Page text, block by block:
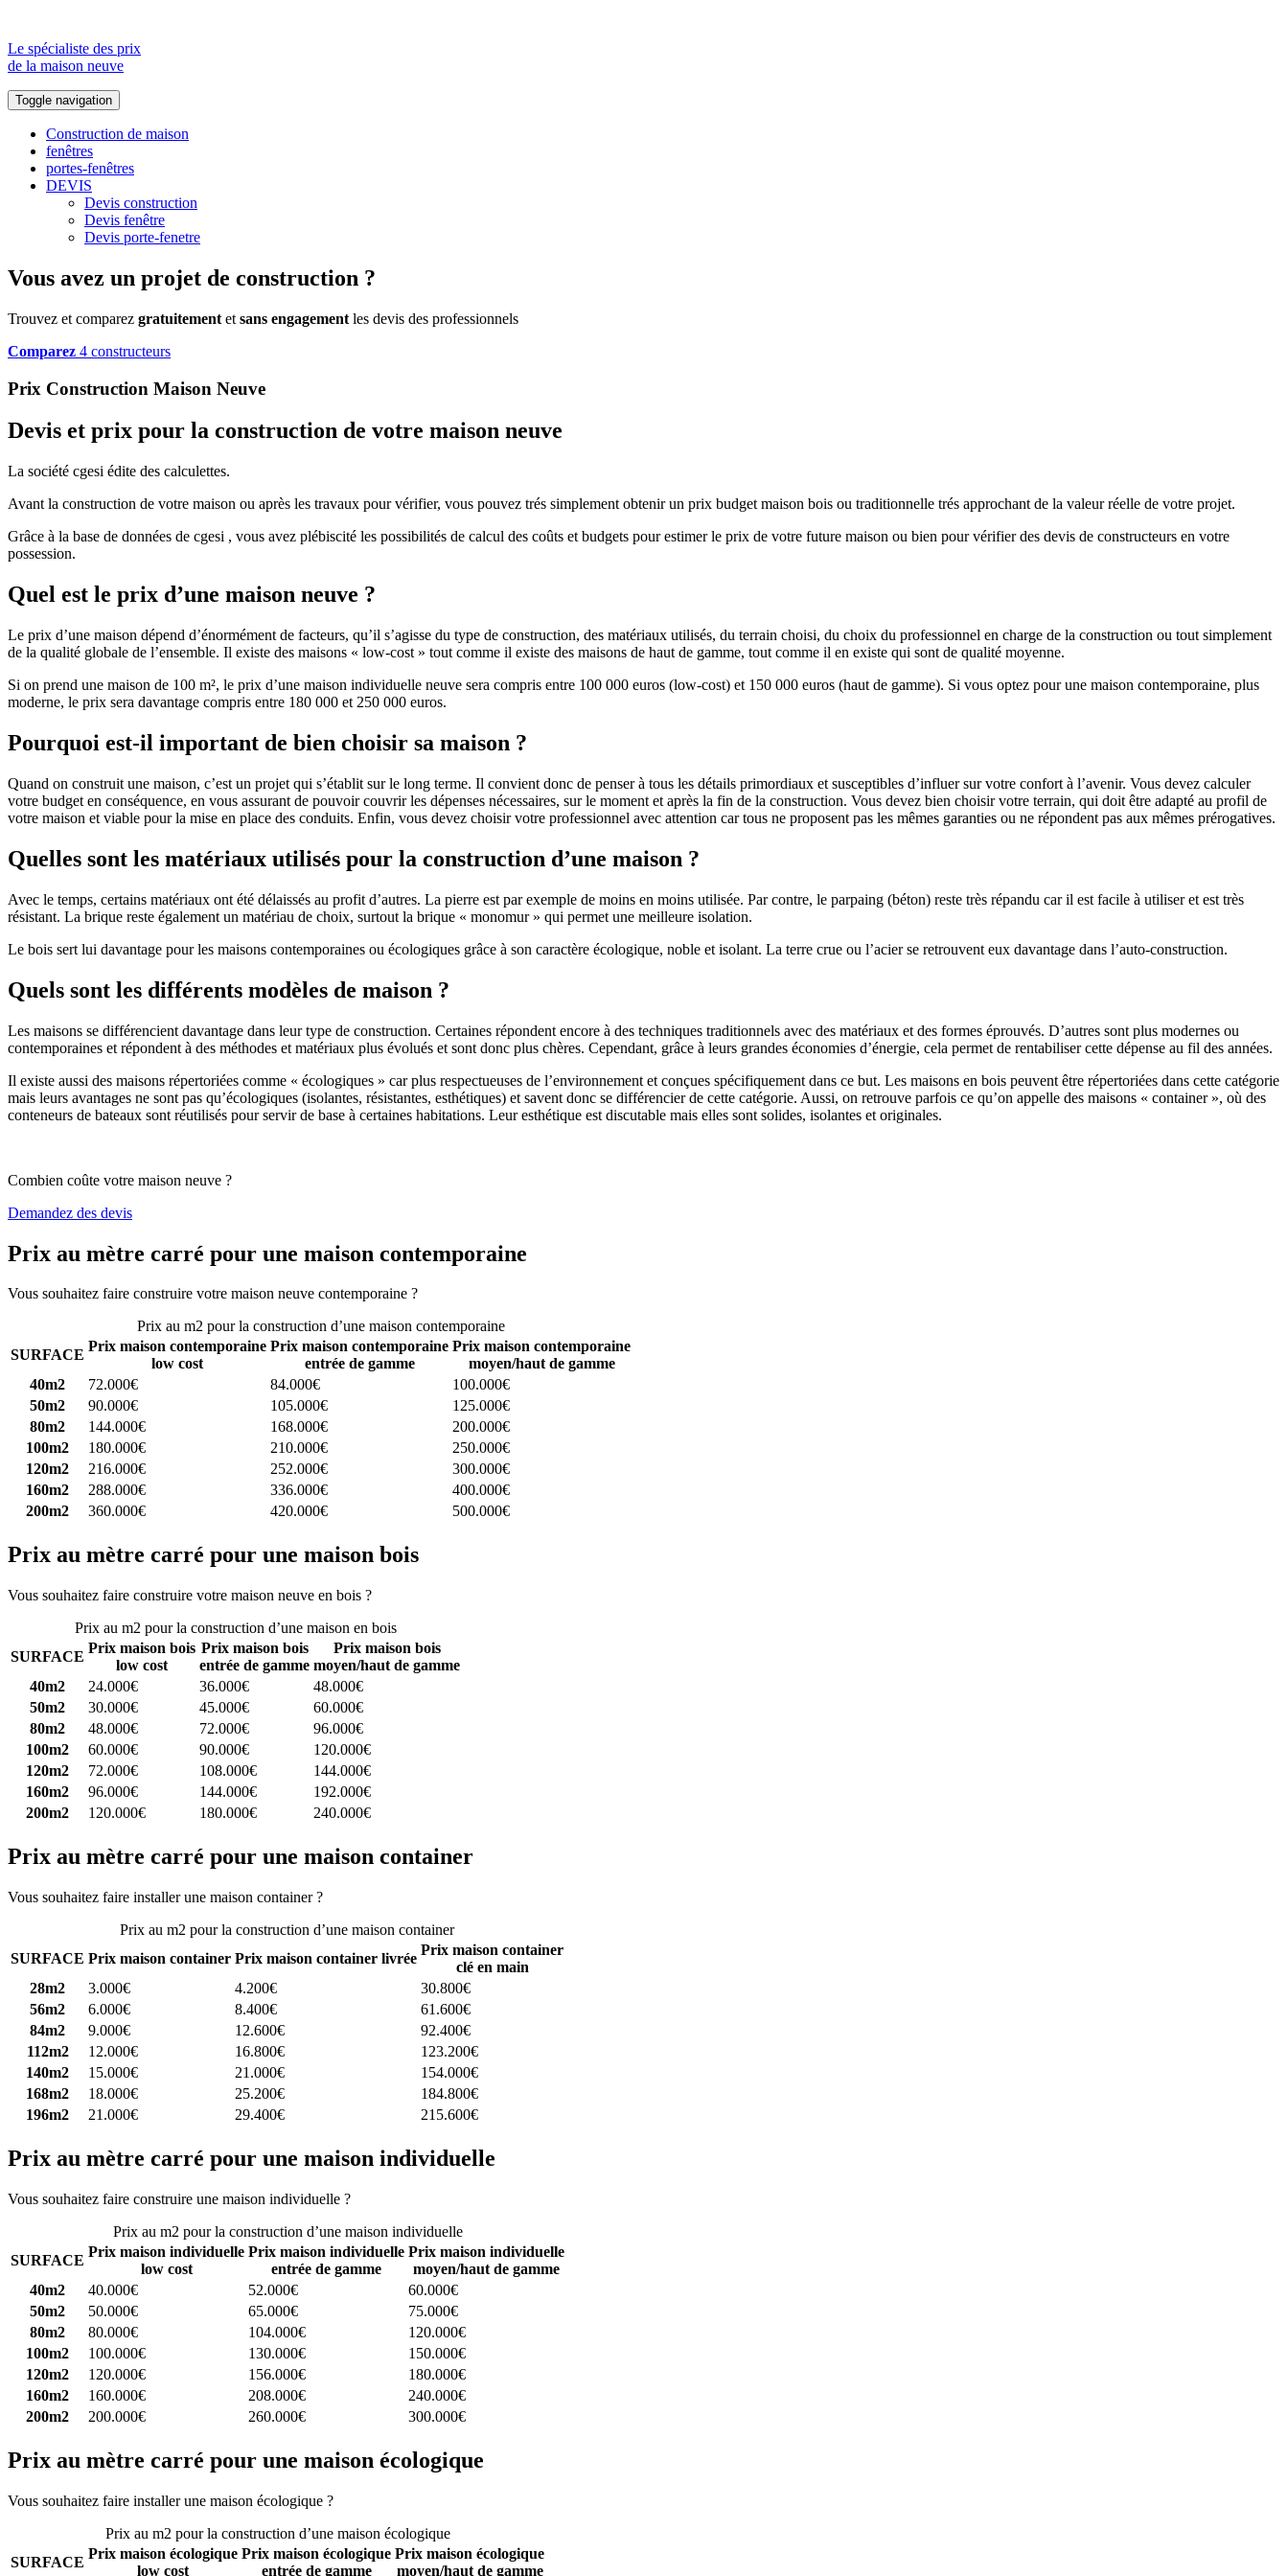
Le spécialiste des prix
de la maison neuve
Toggle navigation
Construction de maison
fenêtres
portes-fenêtres
DEVIS
Devis construction
Devis fenêtre
Devis porte-fenetre
Vous avez un projet de construction ?
Trouvez et comparez gratuitement et sans engagement les devis des professionnels
Comparez 4 constructeurs
Prix Construction Maison Neuve
Devis et prix pour la construction de votre maison neuve
La société cgesi édite des calculettes.
Avant la construction de votre maison ou après les travaux pour vérifier, vous pouvez trés simplement obtenir un prix budget maison bois ou traditionnelle trés approchant de la valeur réelle de votre projet.
Grâce à la base de données de cgesi , vous avez plébiscité les possibilités de calcul des coûts et budgets pour estimer le prix de votre future maison ou bien pour vérifier des devis de constructeurs en votre
possession.
Quel est le prix d’une maison neuve ?
Le prix d’une maison dépend d’énormément de facteurs, qu’il s’agisse du type de construction, des matériaux utilisés, du terrain choisi, du choix du professionnel en charge de la construction ou tout simplement
de la qualité globale de l’ensemble. Il existe des maisons « low-cost » tout comme il existe des maisons de haut de gamme, tout comme il en existe qui sont de qualité moyenne.
Si on prend une maison de 100 m², le prix d’une maison individuelle neuve sera compris entre 100 000 euros (low-cost) et 150 000 euros (haut de gamme). Si vous optez pour une maison contemporaine, plus
moderne, le prix sera davantage compris entre 180 000 et 250 000 euros.
Pourquoi est-il important de bien choisir sa maison ?
Quand on construit une maison, c’est un projet qui s’établit sur le long terme. Il convient donc de penser à tous les détails primordiaux et susceptibles d’influer sur votre confort à l’avenir. Vous devez calculer
votre budget en conséquence, en vous assurant de pouvoir couvrir les dépenses nécessaires, sur le moment et après la fin de la construction. Vous devez bien choisir votre terrain, qui doit être adapté au profil de
votre maison et viable pour la mise en place des conduits. Enfin, vous devez choisir votre professionnel avec attention car tous ne proposent pas les mêmes garanties ou ne répondent pas aux mêmes prérogatives.
Quelles sont les matériaux utilisés pour la construction d’une maison ?
Avec le temps, certains matériaux ont été délaissés au profit d’autres. La pierre est par exemple de moins en moins utilisée. Par contre, le parpaing (béton) reste très répandu car il est facile à utiliser et est très
résistant. La brique reste également un matériau de choix, surtout la brique « monomur » qui permet une meilleure isolation.
Le bois sert lui davantage pour les maisons contemporaines ou écologiques grâce à son caractère écologique, noble et isolant. La terre crue ou l’acier se retrouvent eux davantage dans l’auto-construction.
Quels sont les différents modèles de maison ?
Les maisons se différencient davantage dans leur type de construction. Certaines répondent encore à des techniques traditionnels avec des matériaux et des formes éprouvés. D’autres sont plus modernes ou
contemporaines et répondent à des méthodes et matériaux plus évolués et sont donc plus chères. Cependant, grâce à leurs grandes économies d’énergie, cela permet de rentabiliser cette dépense au fil des années.
Il existe aussi des maisons répertoriées comme « écologiques » car plus respectueuses de l’environnement et conçues spécifiquement dans ce but. Les maisons en bois peuvent être répertoriées dans cette catégorie
mais leurs avantages ne sont pas qu’écologiques (isolantes, résistantes, esthétiques) et savent donc se différencier de cette catégorie. Aussi, on retrouve parfois ce qu’on appelle des maisons « container », où des
conteneurs de bateaux sont réutilisés pour servir de base à certaines habitations. Leur esthétique est discutable mais elles sont solides, isolantes et originales.
Combien coûte votre maison neuve ?
Demandez des devis
Prix au mètre carré pour une maison contemporaine
Vous souhaitez faire construire votre maison neuve contemporaine ?
Prix au m2 pour la construction d’une maison contemporaine
SURFACE
Prix maison contemporaine
low cost
Prix maison contemporaine
entrée de gamme
Prix maison contemporaine
moyen/haut de gamme
40m2
72.000€ 84.000€
100.000€
50m2
90.000€ 105.000€
125.000€
80m2
144.000€ 168.000€
200.000€
100m2
180.000€ 210.000€
250.000€
120m2
216.000€ 252.000€
300.000€
160m2
288.000€ 336.000€
400.000€
200m2
360.000€ 420.000€ 500.000€
Prix au mètre carré pour une maison bois
Vous souhaitez faire construire votre maison neuve en bois ?
Prix au m2 pour la construction d’une maison en bois
SURFACE
Prix maison bois
low cost
Prix maison bois
entrée de gamme
Prix maison bois
moyen/haut de gamme
40m2
24.000€ 36.000€
48.000€
50m2
30.000€ 45.000€
60.000€
80m2
48.000€ 72.000€
96.000€
100m2
60.000€ 90.000€
120.000€
120m2
72.000€ 108.000€
144.000€
160m2
96.000€ 144.000€
192.000€
200m2
120.000€ 180.000€ 240.000€
Prix au mètre carré pour une maison container
Vous souhaitez faire installer une maison container ?
Prix au m2 pour la construction d’une maison container
SURFACE Prix maison container Prix maison container livrée
Prix maison container
clé en main
28m2
3.000€ 4.200€
30.800€
56m2
6.000€ 8.400€
61.600€
84m2
9.000€ 12.600€
92.400€
112m2
12.000€ 16.800€
123.200€
140m2
15.000€ 21.000€
154.000€
168m2
18.000€ 25.200€
184.800€
196m2
21.000€ 29.400€ 215.600€
Prix au mètre carré pour une maison individuelle
Vous souhaitez faire construire une maison individuelle ?
Prix au m2 pour la construction d’une maison individuelle
SURFACE
Prix maison individuelle
low cost
Prix maison individuelle
entrée de gamme
Prix maison individuelle
moyen/haut de gamme
40m2
40.000€ 52.000€
60.000€
50m2
50.000€ 65.000€
75.000€
80m2
80.000€ 104.000€
120.000€
100m2
100.000€ 130.000€
150.000€
120m2
120.000€ 156.000€
180.000€
160m2
160.000€ 208.000€
240.000€
200m2
200.000€ 260.000€ 300.000€
Prix au mètre carré pour une maison écologique
Vous souhaitez faire installer une maison écologique ?
Prix au m2 pour la construction d’une maison écologique
SURFACE
Prix maison écologique
low cost
Prix maison écologique
entrée de gamme
Prix maison écologique
moyen/haut de gamme